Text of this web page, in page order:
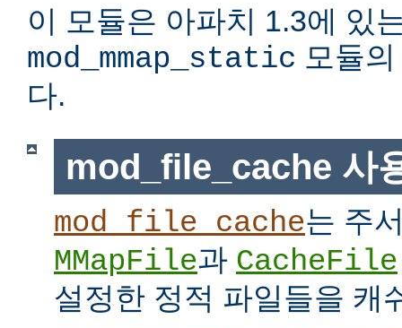
이 모듈은 아파치 1.3에 있
mod_mmap_static 모듈
다.
mod_file_cache 사
mod_file_cache는 주
MMapFile과 CacheFile
설정한 정적 파일들을 캐